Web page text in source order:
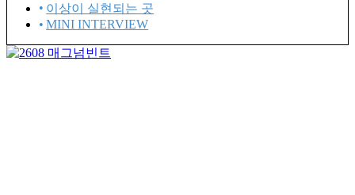
이상이 실현되는 곳
MINI INTERVIEW